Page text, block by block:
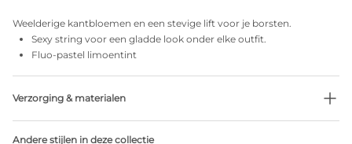
Weelderige kantbloemen en een stevige lift voor je borsten.
Sexy string voor een gladde look onder elke outfit.
Fluo-pastel limoentint
Verzorging & materialen
Andere stijlen in deze collectie